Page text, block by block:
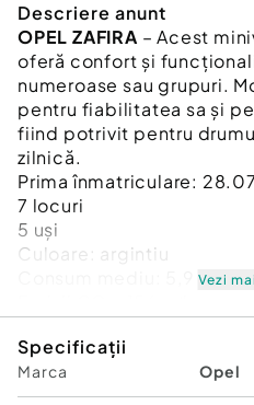
Descriere anunt
OPEL ZAFIRA – Acest
oferă confort și
numeroase sau grupuri.
pentru fiabilitatea sa și
fiind potrivit pentru
zilnică.
Prima înmatriculare:
7 locuri
5 uși
Culoare: argintiu
Consum mediu: 5,9 l/100
Cruise control
ABS și airbaguri frontale/
Oglinzi electrice
Vezi
Specificații
Marca Opel